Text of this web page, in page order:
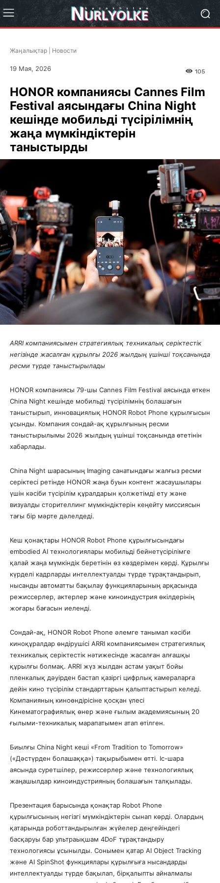
Жаңалықтар | Новости
19 Мая, 2026 105
HONOR компаниясы Cannes Film
Festival аясындағы China Night
кешінде мобильді түсірілімнің
жаңа мүмкіндіктерін
таныстырды
ARRI компаниясымен стратегиялық техникалық серіктестік
негізінде жасалған құрылғы 2026 жылдың үшінші тоқсанында
ресми түрде таныстырылады
HONOR компаниясы 79-шы Cannes Film Festival аясында өткен
China Night кешінде мобильді түсірілімнің болашағын
таныстырып, инновациялық HONOR Robot Phone құрылғысын
ұсынды. Компания сондай-ақ құрылғының ресми
таныстырылымы 2026 жылдың үшінші тоқсанында өтетінін
хабарлады.
China Night шарасының Imaging санатындағы жалғыз ресми
серіктесі ретінде HONOR жаңа буын контент жасаушылары
үшін кәсіби түсірілім құралдарын қолжетімді ету және
визуалды сторителлинг мүмкіндіктерін кеңейту миссиясын
тағы бір мәрте дәлелдеді.
Кеш қонақтары HONOR Robot Phone құрылғысындағы
embodied AI технологиялары мобильді бейнетүсірілімге
қалай жаңа мүмкіндік беретінін өз көздерімен көрді. Құрылғы
күрделі кадрларды интеллектуалды түрде тұрақтандырып,
нысанды автоматты бақылау функцияларының арқасында
режиссерлер, актерлер және киноиндустрия өкілдерінің
жоғары бағасын иеленді.
Сондай-ақ, HONOR Robot Phone әлемге танымал кәсіби
киноқұралдар өндірушісі ARRI компаниясымен стратегиялық
техникалық серіктестік нәтижесінде жасалған алғашқы
құрылғы болмақ. ARRI жүз жылдан астам уақыт бойы
пленкалық дәуірден бастап қазіргі цифрлық камераларға
дейін кино түсірілім стандарттарын қалыптастырып келеді.
Компанияның киноөндірісіне қосқан үлесі
Кинематографиялық өнер және ғылым академиясының 20
ғылыми-техникалық марапатымен атап өтілген.
Биылғы China Night кеші «From Tradition to Tomorrow»
(«Дәстүрден болашаққа») тақырыбымен өтті. Іс-шара
аясында суретшілер, режиссерлер және технологиялық
жаңашылдар киноиндустрияның болашағын талқылады.
Презентация барысында қонақтар Robot Phone
құрылғысының негізгі мүмкіндіктерін сынап көрді. Олардың
қатарында роботтандырылған жүйелер деңгейіндегі
басқаруы бар ультраықшам 4DoF тұрақтандыру
технологиясы ұсынылды. Сонымен қатар AI Object Tracking
және AI SpinShot функциялары құрылғыға нысандарды
интеллектуалды түрде бақылап, бірқалыпты айналмалы